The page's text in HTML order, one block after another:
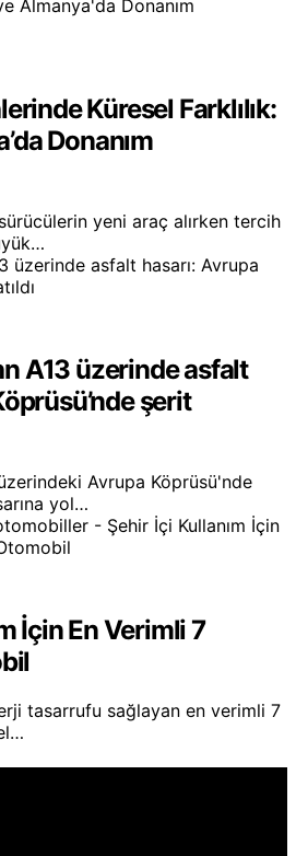
Küresel Farklılık:
Donanım
yeni araç alırken tercih
A13 üzerinde asfalt
şerit
Avrupa Köprüsü'nde
yol…
İçin En Verimli 7
tasarrufu sağlayan en verimli 7